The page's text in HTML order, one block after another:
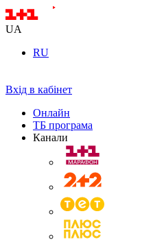
UA
RU
Вхід в кабінет
Онлайн
ТБ програма
Канали